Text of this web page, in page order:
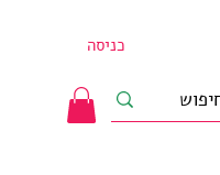
כניסה